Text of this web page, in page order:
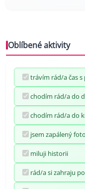
Oblíbené aktivity
trávím rád/a čas s
chodím rád/a do
chodím rád/a do
jsem zapálený
miluji historii
rád/a si zahraju